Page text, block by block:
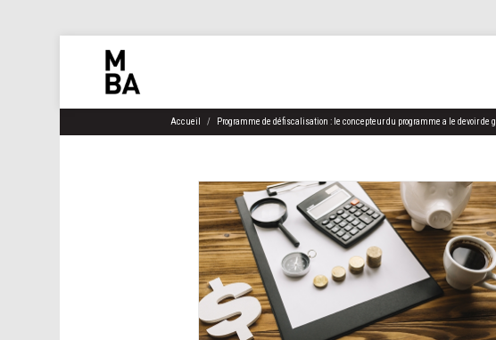
Accueil Programme de défiscalisation : le concepteur du programme a le devoir